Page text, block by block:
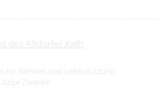
des Altdorfer Kath.
für Familien und Unterstützung
Zwecke